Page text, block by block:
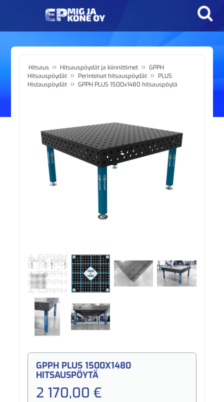
Hitsaus » Hitsauspöydät ja kiinnittimet » GPPH
Hitsauspöydät » Perinteiset hitsauspöydät » PLUS
Histauspöydät » GPPH PLUS 1500x1480 hitsauspöytä
GPPH PLUS 1500X1480
HITSAUSPÖYTÄ
2 170,00 €